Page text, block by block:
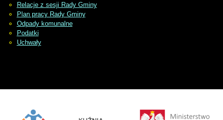
Relacje z sesji Rady Gminy
Plan pracy Rady Gminy
Odpady komunalne
Podatki
Uchwały